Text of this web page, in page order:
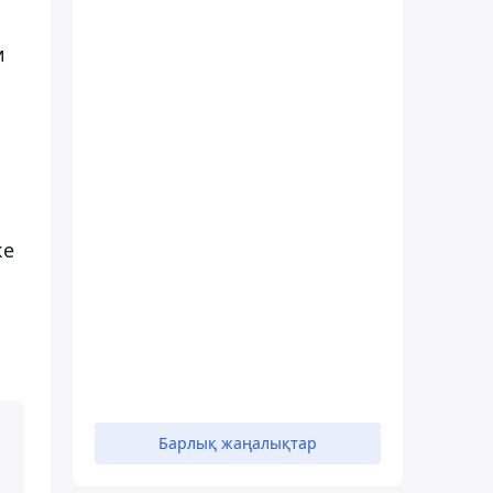
Барлық жаңалықтар